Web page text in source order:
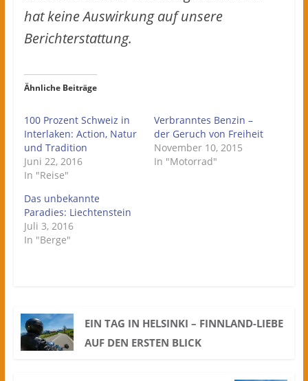
hat keine Auswirkung auf unsere
Berichterstattung.
Ähnliche Beiträge
100 Prozent Schweiz in
Interlaken: Action, Natur
und Tradition
Juni 22, 2016
In "Reise"
Verbranntes Benzin –
der Geruch von Freiheit
November 10, 2015
In "Motorrad"
Das unbekannte
Paradies: Liechtenstein
Juli 3, 2016
In "Berge"
EIN TAG IN HELSINKI – FINNLAND-LIEBE
AUF DEN ERSTEN BLICK